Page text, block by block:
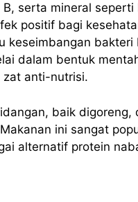
serta mineral
positif bagi
keseimbangan bakteri
dalam bentuk
zat anti-nutrisi.
baik digoreng,
ini sangat
alternatif protein